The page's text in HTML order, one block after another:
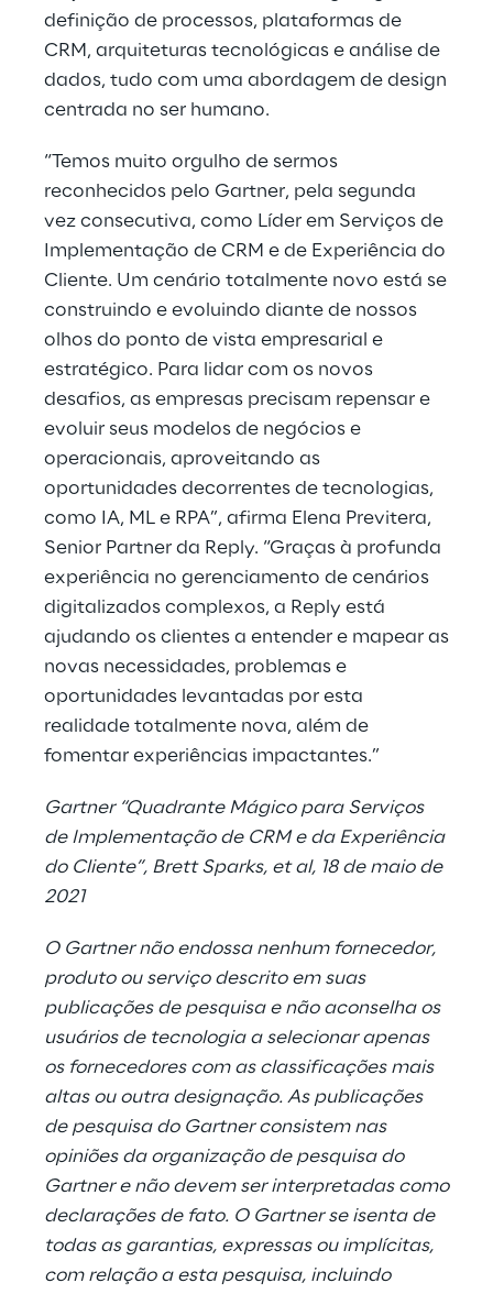
definição de processos, plataformas de
CRM, arquiteturas tecnológicas e análise de
dados, tudo com uma abordagem de design
centrada no ser humano.
“Temos muito orgulho de sermos
reconhecidos pelo Gartner, pela segunda
vez consecutiva, como Líder em Serviços de
Implementação de CRM e de Experiência do
Cliente. Um cenário totalmente novo está se
construindo e evoluindo diante de nossos
olhos do ponto de vista empresarial e
estratégico. Para lidar com os novos
desafios, as empresas precisam repensar e
evoluir seus modelos de negócios e
operacionais, aproveitando as
oportunidades decorrentes de tecnologias,
como IA, ML e RPA”, afirma Elena Previtera,
Senior Partner da Reply. “Graças à profunda
experiência no gerenciamento de cenários
digitalizados complexos, a Reply está
ajudando os clientes a entender e mapear as
novas necessidades, problemas e
oportunidades levantadas por esta
realidade totalmente nova, além de
fomentar experiências impactantes.”
Gartner “Quadrante Mágico para Serviços
de Implementação de CRM e da Experiência
do Cliente”, Brett Sparks, et al, 18 de maio de
2021
O Gartner não endossa nenhum fornecedor,
produto ou serviço descrito em suas
publicações de pesquisa e não aconselha os
usuários de tecnologia a selecionar apenas
os fornecedores com as classificações mais
altas ou outra designação. As publicações
de pesquisa do Gartner consistem nas
opiniões da organização de pesquisa do
Gartner e não devem ser interpretadas como
declarações de fato. O Gartner se isenta de
todas as garantias, expressas ou implícitas,
com relação a esta pesquisa, incluindo